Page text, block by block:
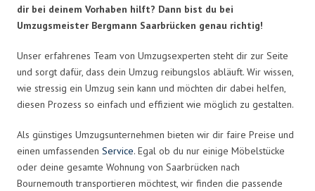
dir bei deinem Vorhaben hilft? Dann bist du bei
Umzugsmeister Bergmann Saarbrücken genau richtig!
Unser erfahrenes Team von Umzugsexperten steht dir zur Seite
und sorgt dafür, dass dein Umzug reibungslos abläuft. Wir wissen,
wie stressig ein Umzug sein kann und möchten dir dabei helfen,
diesen Prozess so einfach und effizient wie möglich zu gestalten.
Als günstiges Umzugsunternehmen bieten wir dir faire Preise und
einen umfassenden Service. Egal ob du nur einige Möbelstücke
oder deine gesamte Wohnung von Saarbrücken nach
Bournemouth transportieren möchtest, wir finden die passende